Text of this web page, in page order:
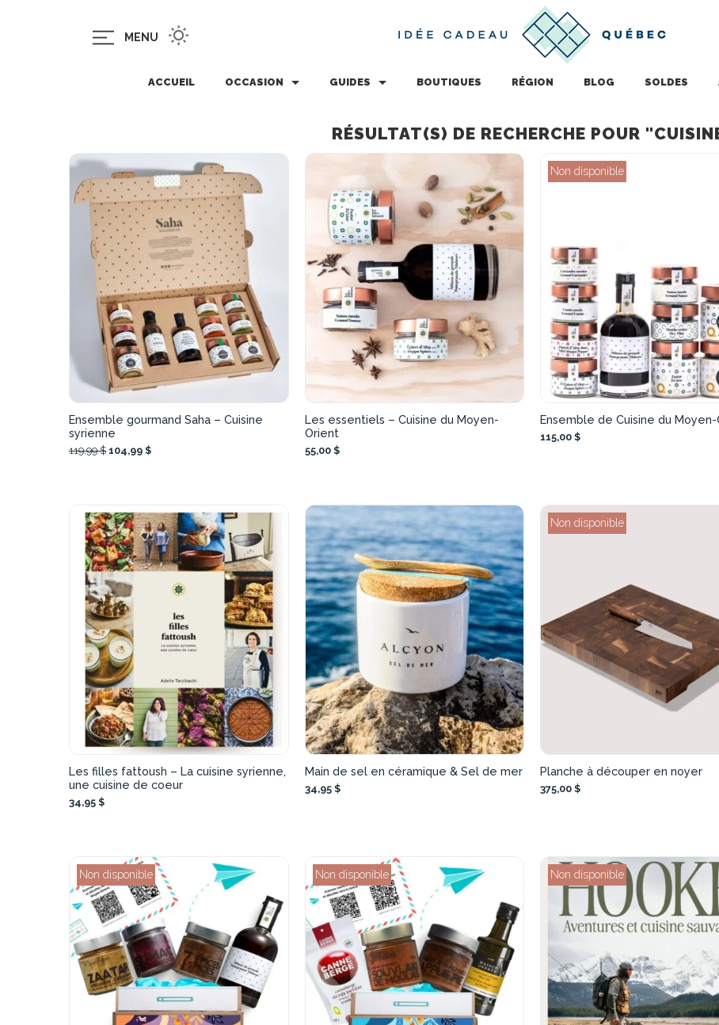
MENU
ACCUEIL OCCASION GUIDES BOUTIQUES RÉGION BLOG SOLDES
RÉSULTAT(S) DE RECHERCHE POUR
Ensemble gourmand Saha – Cuisine
syrienne
119,99 $ 104,99 $
Les essentiels – Cuisine du Moyen-
Orient
55,00 $
Non disponible
Ensemble de Cuisine du
115,00 $
Les filles fattoush – La cuisine syrienne,
une cuisine de coeur
34,95 $
Main de sel en céramique & Sel de mer
34,95 $
Non disponible
Planche à découper en noyer
375,00 $
Non disponible Non disponible Non disponible